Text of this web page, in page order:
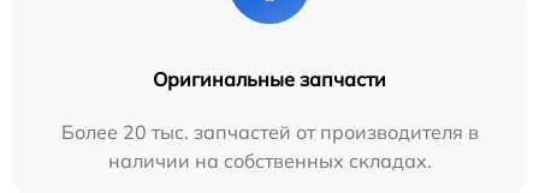
Оригинальные запчасти
Более 20 тыс. запчастей от производителя в
наличии на собственных складах.